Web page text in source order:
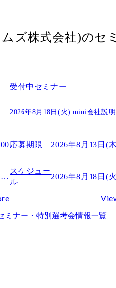
ズ株式会社)のセ
2026年8月24日(月) 19:00～
受付中 セミナー
2026年8月18日(火) mini会社説
応募期限 2026年8月13日(
スケジュー
ル
ミナー・特別選考会情報一覧